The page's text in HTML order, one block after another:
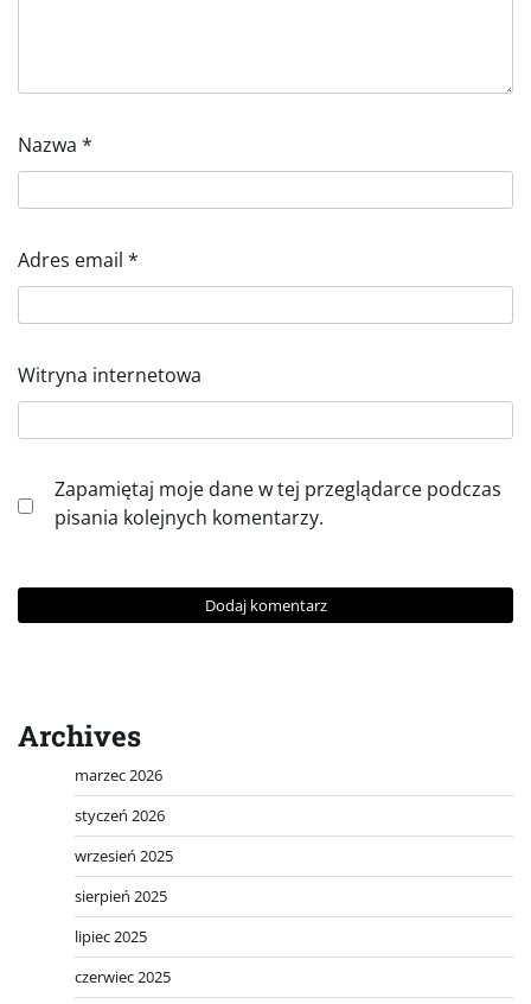
Nazwa *
Adres email *
Witryna internetowa
Zapamiętaj moje dane w tej przeglądarce podczas
pisania kolejnych komentarzy.
Archives
marzec 2026
styczeń 2026
wrzesień 2025
sierpień 2025
lipiec 2025
czerwiec 2025